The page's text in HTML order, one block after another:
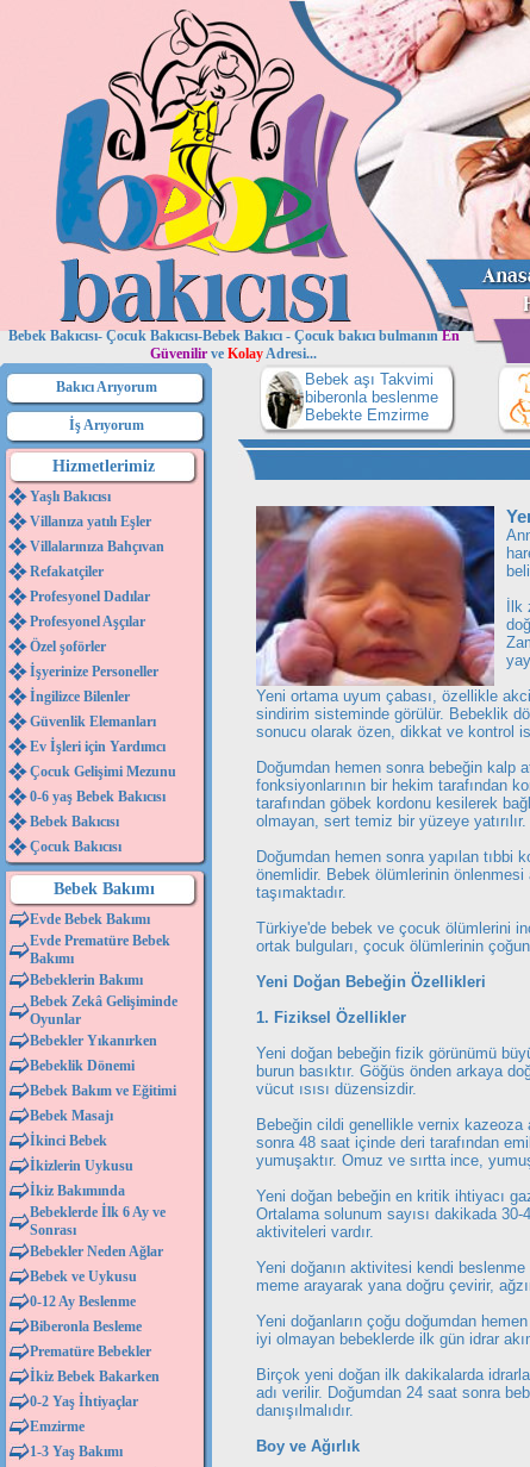
Bebek Bakıcısı- Çocuk Bakıcısı-Bebek Bakıcı - Çocuk bakıcı bulmanınEn
Güvenilir ve KolayAdresi...
Bakıcı Arıyorum
İş Arıyorum
Hizmetlerimiz
Yaşlı Bakıcısı
Villanıza yatılı Eşler
Villalarınıza Bahçıvan
Refakatçiler
Profesyonel Dadılar
Profesyonel Aşçılar
Özel şoförler
İşyerinize Personeller
İngilizce Bilenler
Güvenlik Elemanları
Ev İşleri için Yardımcı
Çocuk Gelişimi Mezunu
0-6 yaş Bebek Bakıcısı
Bebek Bakıcısı
Çocuk Bakıcısı
Bebek Bakımı
Evde Bebek Bakımı
Evde Prematüre Bebek
Bakımı
Bebeklerin Bakımı
Bebek Zekâ Gelişiminde
Oyunlar
Bebekler Yıkanırken
Bebeklik Dönemi
Bebek Bakım ve Eğitimi
Bebek Masajı
İkinci Bebek
İkizlerin Uykusu
İkiz Bakımında
Bebeklerde İlk 6 Ay ve
Sonrası
Bebekler Neden Ağlar
Bebek ve Uykusu
0-12 Ay Beslenme
Biberonla Besleme
Prematüre Bebekler
İkiz Bebek Bakarken
0-2 Yaş İhtiyaçlar
Emzirme
1-3 Yaş Bakımı
Bebek aşı Takvimi
biberonla beslenme
Bebekte Emzirme
Yeni ortama uyum çabası, özellikle
sindirim sisteminde görülür. Bebeklik
sonucu olarak özen, dikkat ve kontrol
Doğumdan hemen sonra bebeğin kalp
fonksiyonlarının bir hekim tarafından
tarafından göbek kordonu kesilerek
olmayan, sert temiz bir yüzeye yatırılır.
Doğumdan hemen sonra yapılan tıbbi
önemlidir. Bebek ölümlerinin önlenmesi
taşımaktadır.
Türkiye'de bebek ve çocuk ölümlerini
ortak bulguları, çocuk ölümlerinin
Yeni Doğan Bebeğin Özellikleri
1. Fiziksel Özellikler
Yeni doğan bebeğin fizik görünümü
burun basıktır. Göğüs önden arkaya
vücut ısısı düzensizdir.
Bebeğin cildi genellikle vernix kazeoza
sonra 48 saat içinde deri tarafından
yumuşaktır. Omuz ve sırtta ince,
Yeni doğan bebeğin en kritik ihtiyacı
Ortalama solunum sayısı dakikada
aktiviteleri vardır.
Yeni doğanın aktivitesi kendi beslenme
meme arayarak yana doğru çevirir,
Yeni doğanların çoğu doğumdan
iyi olmayan bebeklerde ilk gün idrar
Birçok yeni doğan ilk dakikalarda
adı verilir. Doğumdan 24 saat sonra
danışılmalıdır.
Boy ve Ağırlık